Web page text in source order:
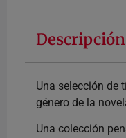
Descripción
Una selección de
género de la
Una colección